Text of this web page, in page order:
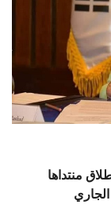
هيئة التدريس
الدراسات العليا
منتداها